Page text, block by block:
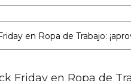
Friday en Ropa de